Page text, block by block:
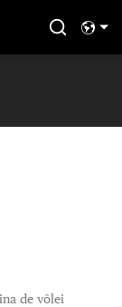
de vôlei